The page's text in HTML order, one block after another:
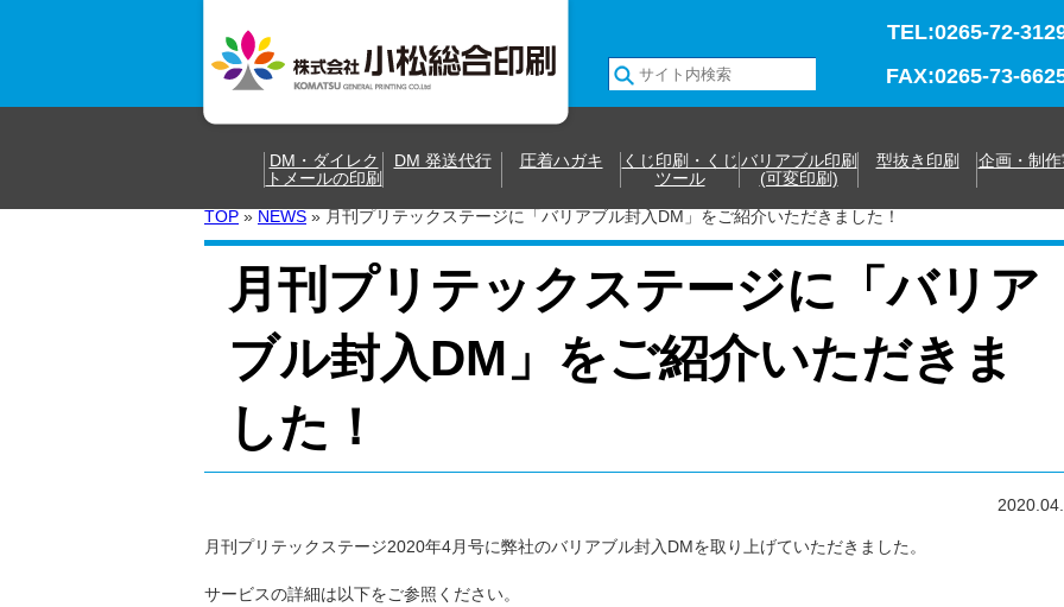
TEL:0265-72-
FAX:0265-73-
DM・ダイレク
トメールの印刷
DM 発送代行 圧着ハガキ
くじ印刷・くじ
ツール
バリアブル印刷
(可変印刷)
型抜き印刷 企画・制
TOP » NEWS » 月刊プリテックステージに「バリアブル封入DM」をご紹介いただきました！
月刊プリテックステージに「バリア
ブル封入DM」をご紹介いただきま
した！
月刊プリテックステージ2020年4月号に弊社のバリアブル封入DMを取り上げていただきました。
サービスの詳細は以下をご参照ください。